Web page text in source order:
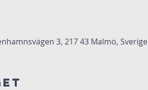
3, 217 43 Malmö, Sverige